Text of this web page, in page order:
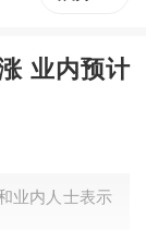
业内预计
业内人士表示